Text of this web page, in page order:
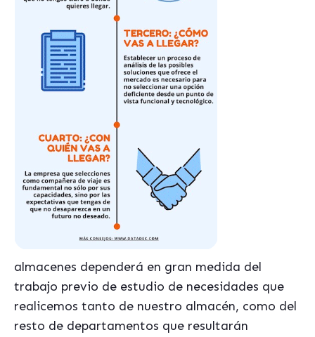
almacenes dependerá en gran medida del
trabajo previo de estudio de necesidades que
realicemos tanto de nuestro almacén, como del
resto de departamentos que resultarán